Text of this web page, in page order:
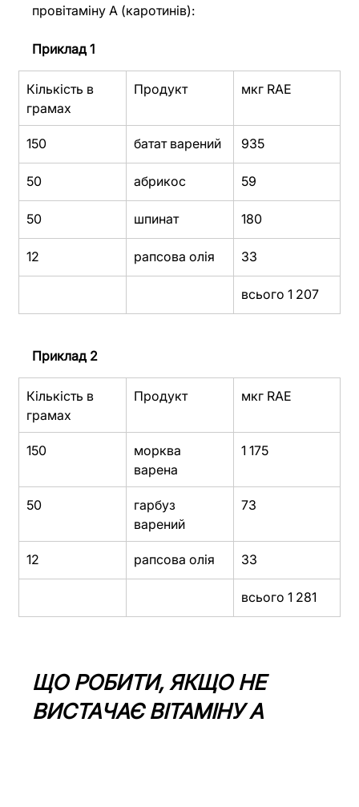
провітаміну А (каротинів):
Приклад 1
Кількість в
грамах
Продукт мкг RAE
150 батат варений 935
50 абрикос 59
50 шпинат 180
12 рапсова олія 33
всього 1 207
Приклад 2
Кількість в
грамах
Продукт мкг RAE
150
морква
варена
1 175
50
гарбуз
варений
73
12 рапсова олія 33
всього 1 281
ЩО РОБИТИ, ЯКЩО НЕ
ВИСТАЧАЄ ВІТАМІНУ А